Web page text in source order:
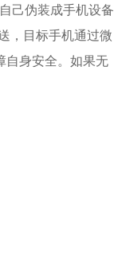
己伪装成手机设备
，目标手机通过微
自身安全。如果无